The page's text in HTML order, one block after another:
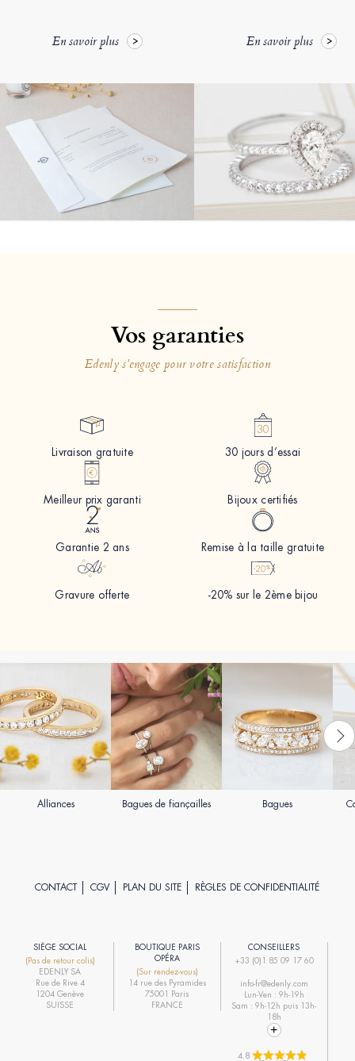
En savoir plus En savoir plus
Vos garanties
Edenly s'engage pour votre satisfaction
Livraison gratuite 30 jours d’essai
Meilleur prix garanti Bijoux certifiés
Garantie 2 ans Remise à la taille gratuite
Gravure offerte -20% sur le 2ème bijou
Alliances Bagues de fiançailles Bagues
CONTACT CGV PLAN DU SITE RÈGLES DE CONFIDENTIALITÉ
SIÈGE SOCIAL
(Pas de retour colis)
EDENLY SA
Rue de Rive 4
1204 Genève
SUISSE
BOUTIQUE PARIS
OPÉRA
(Sur rendez-vous)
14 rue des Pyramides
75001 Paris
FRANCE
CONSEILLERS
+33 (0)1 85 09 17 60
info-fr@edenly.com
Lun-Ven : 9h-19h
Sam : 9h-12h puis 13h-
18h
4.8